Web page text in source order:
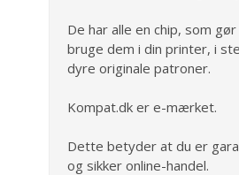
De har alle en chip, som
bruge dem i din printer, i
dyre originale patroner.
Kompat.dk er e-mærket.
Dette betyder at du er
og sikker online-handel.